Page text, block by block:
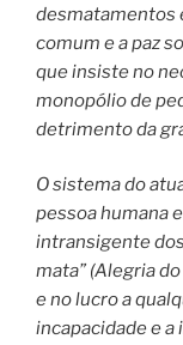
desmatamentos
comum e a paz
que insiste no
monopólio de
detrimento da
O sistema do
pessoa humana
intransigente
mata” (Alegria
e no lucro a
incapacidade e a